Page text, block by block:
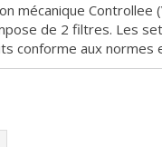
mécanique Controllee
de 2 filtres. Les
conforme aux normes